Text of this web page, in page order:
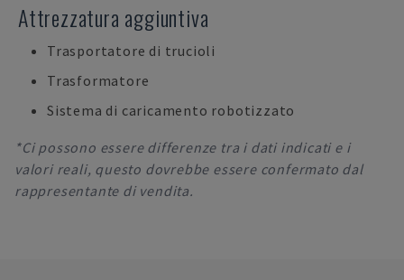
Attrezzatura aggiuntiva
Trasportatore di trucioli
Trasformatore
Sistema di caricamento robotizzato
*Ci possono essere differenze tra i dati indicati e i
valori reali, questo dovrebbe essere confermato dal
rappresentante di vendita.